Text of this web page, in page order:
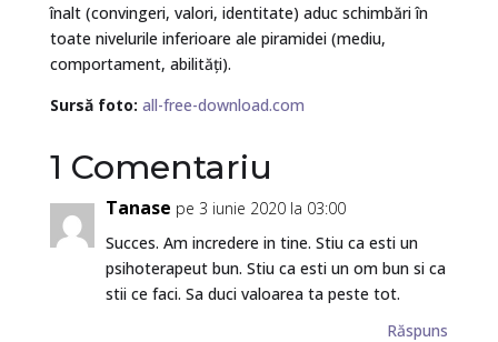
înalt (convingeri, valori, identitate) aduc schimbări în
toate nivelurile inferioare ale piramidei (mediu,
comportament, abilități).
Sursă foto: all-free-download.com
1 Comentariu
Tanase pe 3 iunie 2020 la 03:00
Succes. Am incredere in tine. Stiu ca esti un
psihoterapeut bun. Stiu ca esti un om bun si ca
stii ce faci. Sa duci valoarea ta peste tot.
Răspuns